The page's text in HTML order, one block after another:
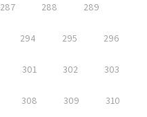
287 288 289
294 295 296
301 302 303
308 309 310